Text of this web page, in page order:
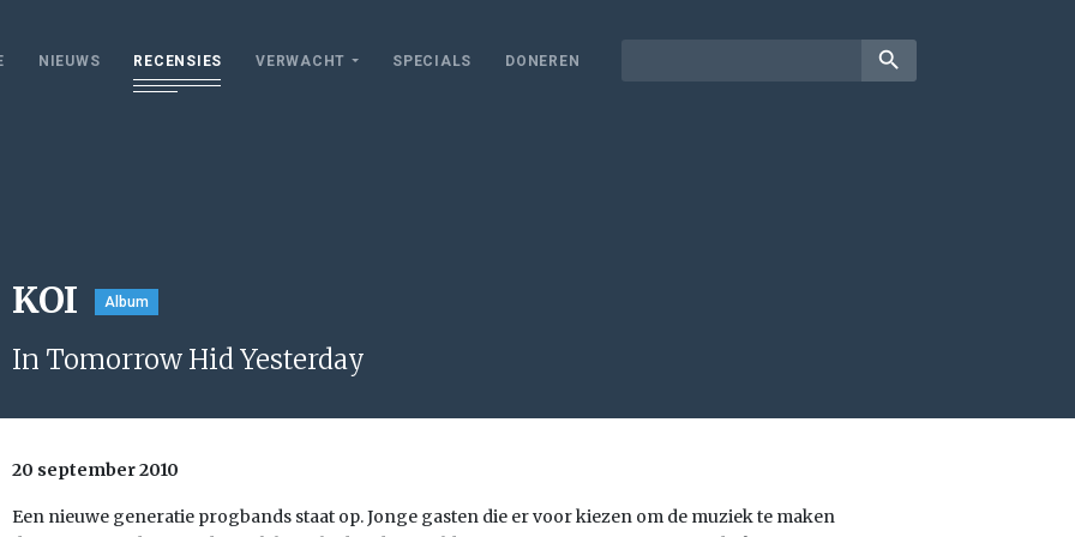
NIEUWS RECENSIES VERWACHT SPECIALS DONEREN search
KOI Album
In Tomorrow Hid Yesterday
20 september 2010
Een nieuwe generatie progbands staat op. Jonge gasten die er voor kiezen om de muziek te maken